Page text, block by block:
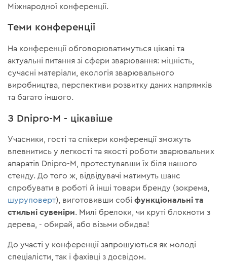
Міжнародної конференції.
Теми конференції
На конференції обговорюватимуться цікаві та
актуальні питання зі сфери зварювання: міцність,
сучасні матеріали, екологія зварювального
виробництва, перспективи розвитку даних напрямків
та багато іншого.
З Dnipro-M - цікавіше
Учасники, гості та спікери конференції зможуть
впевнитись у легкості та якості роботи зварювальних
апаратів Dnipro-M, протестувавши їх біля нашого
стенду. До того ж, відвідувачі матимуть шанс
спробувати в роботі й інші товари бренду (зокрема,
шуруповерт), виготовивши собіфункціональні та
стильні сувеніри. Милі брелоки, чи круті блокноти з
дерева, - обирай, або візьми обидва!
До участі у конференції запрошуються як молоді
спеціалісти, так і фахівці з досвідом.